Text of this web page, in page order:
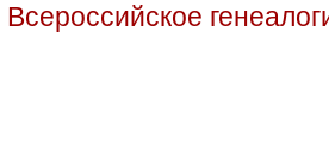
Всероссийское